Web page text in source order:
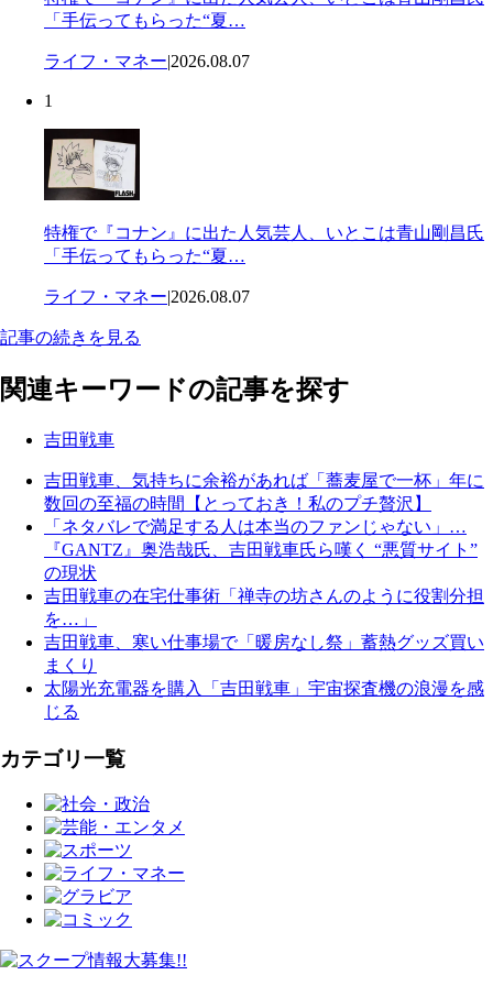
「手伝ってもらった“夏…
ライフ・マネー|2026.08.07
1
特権で『コナン』に出た人気芸人、いとこは青山剛昌氏
「手伝ってもらった“夏…
ライフ・マネー|2026.08.07
記事の続きを見る
関連キーワードの記事を探す
吉田戦車
吉田戦車、気持ちに余裕があれば「蕎麦屋で一杯」年に
数回の至福の時間【とっておき！私のプチ贅沢】
「ネタバレで満足する人は本当のファンじゃない」…
『GANTZ』奥浩哉氏、吉田戦車氏ら嘆く “悪質サイト”
の現状
吉田戦車の在宅仕事術「禅寺の坊さんのように役割分担
を…」
吉田戦車、寒い仕事場で「暖房なし祭」蓄熱グッズ買い
まくり
太陽光充電器を購入「吉田戦車」宇宙探査機の浪漫を感
じる
カテゴリ一覧